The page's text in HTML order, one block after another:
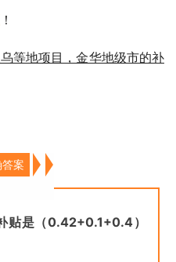
！
等地项目，金华地级市的补
案
贴是（0.42+0.1+0.4）